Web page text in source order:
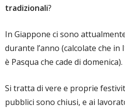
tradizionali?
In Giappone ci sono
durante l’anno (calcolate che in
è Pasqua che cade di domenica).
Si tratta di vere e proprie
pubblici sono chiusi, e ai